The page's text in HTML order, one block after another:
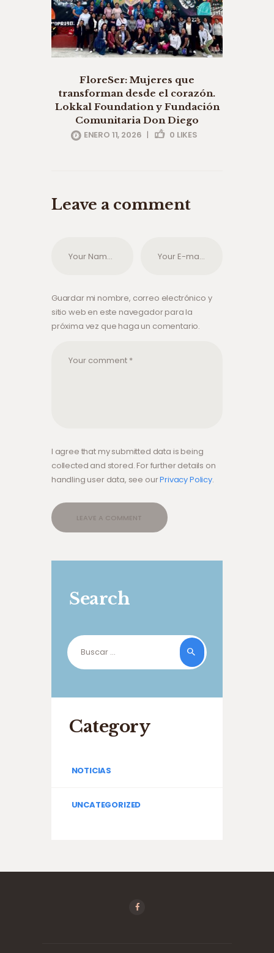
FloreSer: Mujeres que
transforman desde el corazón.
Lokkal Foundation y Fundación
Comunitaria Don Diego
ENERO 11, 2026 | 0 LIKES
Leave a comment
Guardar mi nombre, correo electrónico y
sitio web en este navegador para la
próxima vez que haga un comentario.
I agree that my submitted data is being
collected and stored. For further details on
handling user data, see ourPrivacy Policy.
Search
Buscar:
Category
NOTICIAS
UNCATEGORIZED